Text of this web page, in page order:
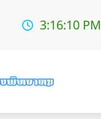
3:16:10 PM